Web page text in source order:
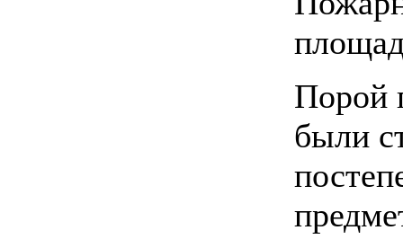
Порой
были